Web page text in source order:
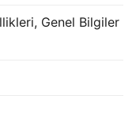
Genel Bilgiler